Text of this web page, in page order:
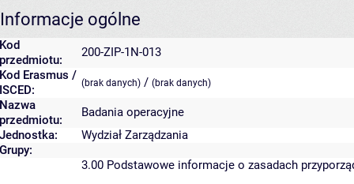
Informacje ogólne
Kod
przedmiotu:
200-ZIP-1N-013
Kod Erasmus /
ISCED:
(brak danych) / (brak danych)
Nazwa
przedmiotu:
Badania operacyjne
Jednostka:
Wydział Zarządzania
Grupy:
3.00 Podstawowe informacje o zasadach